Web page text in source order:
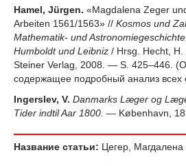
Hamel, Jürgen. «Magdalena Zeger
Arbeiten 1561/1563» // Kosmos und
Mathematik- und
Humboldt und Leibniz / Hrsg. Hecht,
Steiner Verlag, 2008. — S. 425–446.
содержащее подробный анализ всех
Ingerslev, V. Danmarks Læger og
Tider indtil Aar 1800. — København,
Название статьи: Цегер, Магдалена